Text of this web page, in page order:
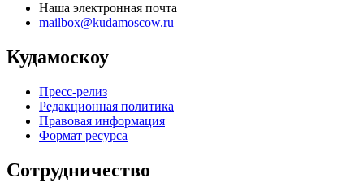
Наша электронная почта
mailbox@kudamoscow.ru
Кудамоскоу
Пресс-релиз
Редакционная политика
Правовая информация
Формат ресурса
Сотрудничество